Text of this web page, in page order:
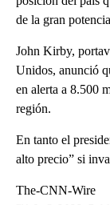
de la gran
John Kirby,
Unidos, anunció
en alerta a 8.500
región.
En tanto el
alto precio” si
The-CNN-Wire